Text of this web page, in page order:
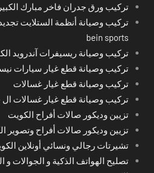
تركيب ورق جدران فاخر مبارك الكبير
تركيب وصيانة أنظمة الستلايت
bein sports
تركيب وصيانة ريسيفرات آندرويد
تركيب وصيانة قطع غيار سيارات
تركيب وصيانة قطع غيار غسالات
تركيب وصيانة قطع غيار غسالات
تزيين وديكور صالات أفراح الكويت
تزيين وديكور صالات أفراح وتصوير
تشيرتات رجالي ونسائي أونلاين
تصليح الهواتف الذكية و الجوالات و